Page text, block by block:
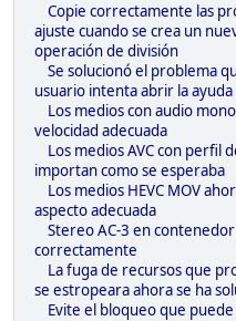
Copie correctamente las
ajuste cuando se crea un
operación de división
Se solucionó el problema
usuario intenta abrir la
Los medios con audio
velocidad adecuada
Los medios AVC con perfil
importan como se esperaba
Los medios HEVC MOV
aspecto adecuada
Stereo AC-3 en
correctamente
La fuga de recursos que
se estropeara ahora se ha
Evite el bloqueo que